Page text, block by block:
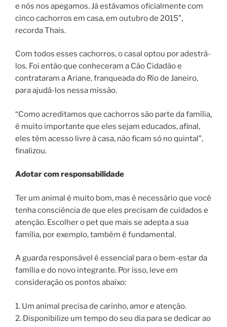
e nós nos apegamos. Já estávamos oficialmente com
cinco cachorros em casa, em outubro de 2015”,
recorda Thais.
Com todos esses cachorros, o casal optou por adestrá-
los. Foi então que conheceram a Cão Cidadão e
contrataram a Ariane, franqueada do Rio de Janeiro,
para ajudá-los nessa missão.
“Como acreditamos que cachorros são parte da família,
é muito importante que eles sejam educados, afinal,
eles têm acesso livre à casa, não ficam só no quintal”,
finalizou.
Adotar com responsabilidade
Ter um animal é muito bom, mas é necessário que você
tenha consciência de que eles precisam de cuidados e
atenção. Escolher o pet que mais se adepta a sua
família, por exemplo, também é fundamental.
A guarda responsável é essencial para o bem-estar da
família e do novo integrante. Por isso, leve em
consideração os pontos abaixo:
1. Um animal precisa de carinho, amor e atenção.
2. Disponibilize um tempo do seu dia para se dedicar ao